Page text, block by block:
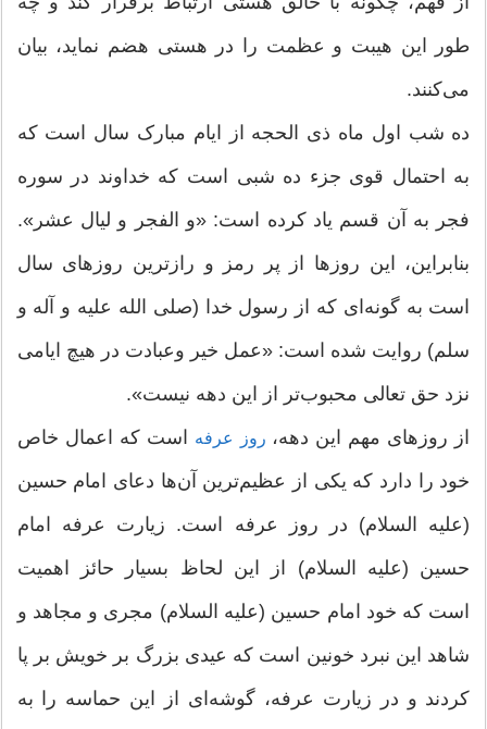
طور این هیبت و عظمت را در هستی هضم نماید، بیان
می‌کنند.
ده شب اول ماه ذی الحجه از ایام مبارک سال است که
به احتمال قوی جزء ده شبی است که خداوند در سوره
فجر به آن قسم یاد کرده است: «و الفجر و لیال عشر».
بنابراین، این روزها از پر رمز و رازترین روزهای سال
است به گونه‌ای که از رسول خدا (صلی الله علیه و آله و
سلم) روایت شده است: «عمل خیر وعبادت در هیچ ایامی
نزد حق تعالی محبوب‌تر از این دهه نیست».
از روزهای مهم این دهه، روز عرفه
است که اعمال خاص
خود را دارد که یکی از عظیم‌ترین آن‌ها دعای امام حسین
(علیه السلام) در روز عرفه است. زیارت عرفه امام
حسین (علیه السلام) از این لحاظ بسیار حائز اهمیت
است که خود امام حسین (علیه السلام) مجری و مجاهد و
شاهد این نبرد خونین است که عیدی بزرگ بر خویش بر پا
کردند و در زیارت عرفه، گوشه‌ای از این حماسه را به